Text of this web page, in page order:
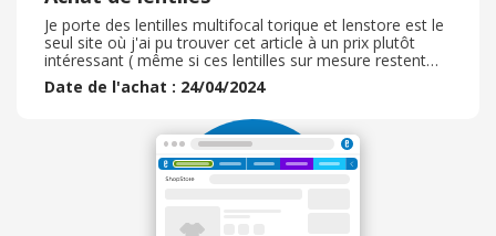
Je porte des lentilles multifocal torique et lenstore est le
seul site où j'ai pu trouver cet article à un prix plutôt
intéressant ( même si ces lentilles sur mesure restent
onéreuses) . J'apprécie le packaging pour 3 mois ( alors
qu'ailleurs c'est pour 6 mois) donc plus facile pour
déroulée, le site est facile d'utilisation. Par contre, pour
moi, le délai de livraison est long ( un peu plus de 3
semaines) . Emballage non abimé à l'arrivée. Par contre
je suis cliente depuis plusieurs années mais ne reçois
Date de l'achat : 24/04/2024